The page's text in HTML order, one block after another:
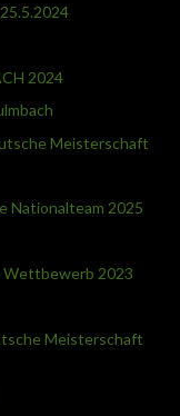
2024
Meisterschaft
Nationalteam 2025
Wettbewerb 2023
Meisterschaft